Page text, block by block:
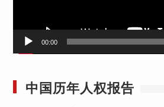
00:00
中国历年人权报告